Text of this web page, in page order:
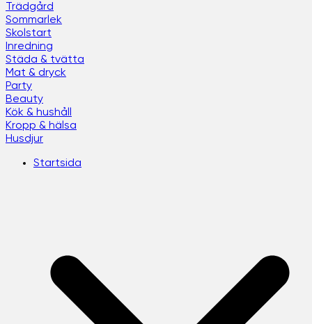
Trädgård
Sommarlek
Skolstart
Inredning
Städa & tvätta
Mat & dryck
Party
Beauty
Kök & hushåll
Kropp & hälsa
Husdjur
Startsida